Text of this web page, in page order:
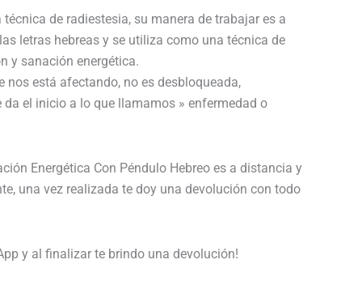
técnica de radiestesia, su manera de trabajar es a
letras hebreas y se utiliza como una técnica de
y sanación energética.
nos está afectando, no es desbloqueada,
da el inicio a lo que llamamos » enfermedad o
Energética Con Péndulo Hebreo es a distancia y
una vez realizada te doy una devolución con todo
y al finalizar te brindo una devolución!